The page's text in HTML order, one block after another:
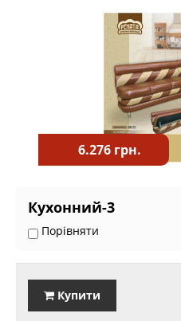
6.276 грн.
Кухонний-3
Порівняти
Купити